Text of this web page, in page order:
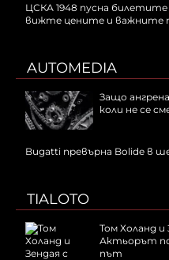
ЦСКА 1948 пусна
вижте цените и важните
AUTOMEDIA
Защо
коли не се
Bugatti превърна Bolide в
TIALOTO
Том Холанд
Актьорът
път